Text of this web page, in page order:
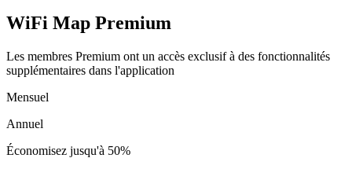
WiFi Map Premium
Les membres Premium ont un accès exclusif à des fonctionnalités
supplémentaires dans l'application
Mensuel
Annuel
Économisez jusqu'à 50%